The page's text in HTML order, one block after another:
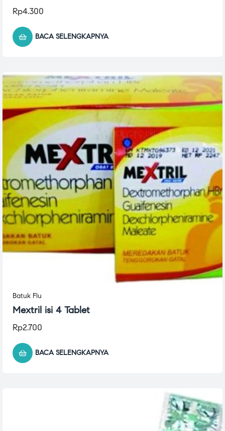
Rp4.300
BACA SELENGKAPNYA
Batuk Flu
Mextril isi 4 Tablet
Rp2.700
BACA SELENGKAPNYA